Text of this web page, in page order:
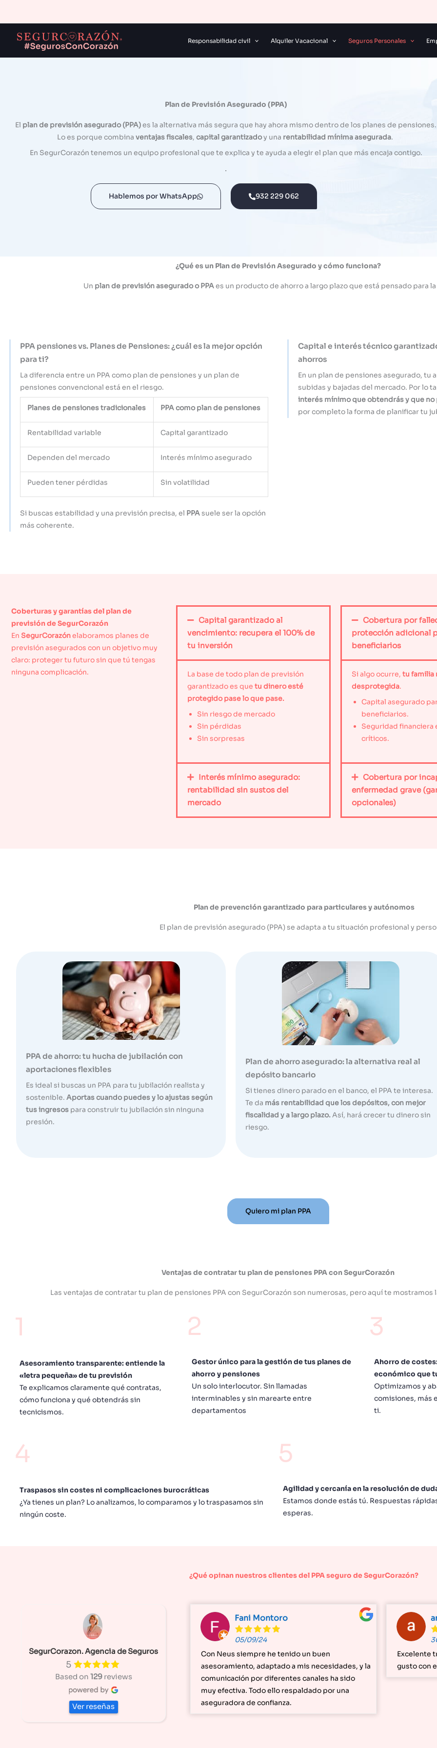
Responsabilidad civil Alquiler Vacacional Seguros Personales
Plan de Previsión Asegurado (PPA)
El plan de previsión asegurado (PPA)es la alternativa más segura que hay ahora mismo dentro de los planes de pensiones.
Lo es porque combinaventajas fiscales,capital garantizadoy una rentabilidad mínima asegurada.
En SegurCorazón tenemos un equipo profesional que te explica y te ayuda a elegir el plan que más encaja contigo.
.
Hablemos por WhatsApp 932 229 062
¿Qué es un Plan de Previsión Asegurado y cómo funciona?
Un plan de previsión asegurado o PPAes un producto de ahorro a largo plazo que está pensado para
PPA pensiones vs. Planes de Pensiones: ¿cuál es la mejor opción
para ti?
La diferencia entre un PPA como plan de pensiones y un plan de
pensiones convencional está en el riesgo.
Planes de pensiones tradicionales PPA como plan de pensiones
Rentabilidad variable Capital garantizado
Dependen del mercado Interés mínimo asegurado
Pueden tener pérdidas Sin volatilidad
Si buscas estabilidad y una previsión precisa, el PPAsuele ser la opción
más coherente.
Capital e interés técnico
ahorros
En un plan de pensiones asegurado, tu
subidas y bajadas del mercado. Por lo
interés mínimo que obtendrás y que
por completo la forma de planificar tu
Coberturas y garantías del plan de
previsión de SegurCorazón
En SegurCorazónelaboramos planes de
previsión asegurados con un objetivo muy
claro: proteger tu futuro sin que tú tengas
ninguna complicación.
Capital garantizado al
vencimiento: recupera el 100% de
tu inversión
La base de todo plan de previsión
garantizado es que tu dinero esté
protegido pase lo que pase.
Sin riesgo de mercado
Sin pérdidas
Sin sorpresas
Interés mínimo asegurado:
rentabilidad sin sustos del
mercado
Cobertura por
protección adicional
beneficiarios
Si algo ocurre,tu familia
desprotegida.
Capital asegurado
beneficiarios.
Seguridad financiera
críticos.
Cobertura por
enfermedad grave
opcionales)
Plan de prevención garantizado para particulares y autónomos
El plan de previsión asegurado (PPA) se adapta a tu situación profesional y
PPA de ahorro: tu hucha de jubilación con
aportaciones flexibles
Es ideal si buscas un PPA para tu jubilación realista y
sostenible.Aportas cuando puedes y lo ajustas según
tus ingresos para construir tu jubilación sin ninguna
presión.
Plan de ahorro asegurado: la alternativa real al
depósito bancario
Si tienes dinero parado en el banco, el PPA te interesa.
Te da más rentabilidad que los depósitos, con mejor
fiscalidad y a largo plazo. Así, hará crecer tu dinero sin
riesgo.
Quiero mi plan PPA
Ventajas de contratar tu plan de pensiones PPA con SegurCorazón
Las ventajas de contratar tu plan de pensiones PPA con SegurCorazón son numerosas, pero aquí te mostramos
1
Asesoramiento transparente: entiende la
«letra pequeña» de tu previsión
Te explicamos claramente qué contratas,
cómo funciona y qué obtendrás sin
tecnicismos.
2
Gestor único para la gestión de tus planes de
ahorro y pensiones
Un solo interlocutor. Sin llamadas
interminables y sin marearte entre
departamentos
3
Ahorro de
económico que
Optimizamos y
comisiones, más
ti.
4
Traspasos sin costes ni complicaciones burocráticas
¿Ya tienes un plan? Lo analizamos, lo comparamos y lo traspasamos sin
ningún coste.
5
Agilidad y cercanía en la resolución de
Estamos donde estás tú. Respuestas
esperas.
¿Qué opinan nuestros clientes del PPA seguro de SegurCorazón?
SegurCorazon. Agencia de Seguros
5
Based on 129reviews
Ver reseñas
Fani Montoro
05/09/24
Con Neus siempre he tenido un buen
asesoramiento, adaptado a mis necesidades, y la
comunicación por diferentes canales ha sido
muy efectiva. Todo ello respaldado por una
aseguradora de confianza.
Excelente
gusto con